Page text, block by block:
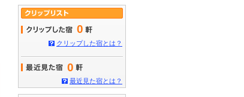
0
クリップした宿とは？
0
最近見た宿とは？